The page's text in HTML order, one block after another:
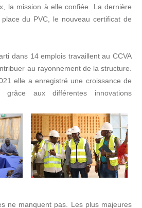
la mission à elle confiée. La dernière
du PVC, le nouveau certificat de
dans 14 emplois travaillent au CCVA
au rayonnement de la structure.
elle a enregistré une croissance de
aux différentes innovations
ne manquent pas. Les plus majeures